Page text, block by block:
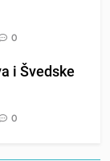
0
i Švedske
0